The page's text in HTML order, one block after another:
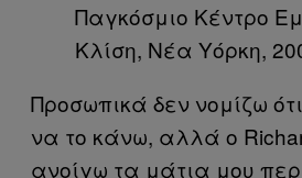
Παγκόσμιο Κέντρο
Κλίση, Νέα Υόρκη,
Προσωπικά δεν νομίζω
να το κάνω, αλλά ο
ανοίγω τα μάτια μου